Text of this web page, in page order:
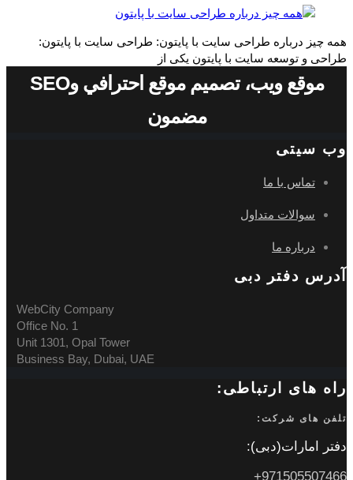
همه چیز درباره طراحی سایت با پایتون: طراحی سایت با پایتون:
طراحی و توسعه سایت با پایتون یکی از
موقع ويب، تصميم موقع احترافي وSEO
مضمون
وب سیتی
تماس با ما
سوالات متداول
درباره ما
آدرس دفتر دبی
WebCity Company
Office No. 1
Unit 1301, Opal Tower
Business Bay, Dubai, UAE
راه های ارتباطی:
تلفن های شرکت:
دفتر امارات(دبی):
971505507466+